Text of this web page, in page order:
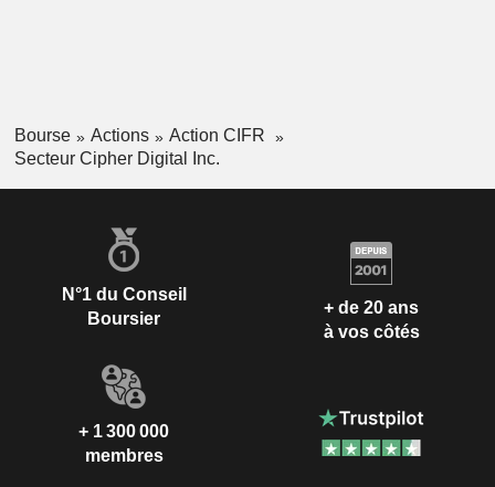
Bourse Actions
Action CIFR
Secteur Cipher Digital Inc.
N°1 du Conseil
Boursier
+ de 20 ans
à vos côtés
+ 1 300 000
membres